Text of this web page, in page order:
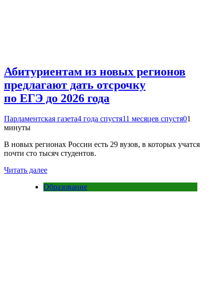
Абитуриентам из новых регионов
предлагают дать отсрочку
по ЕГЭ до 2026 года
Парламентская газета4 года спустя11 месяцев спустя01
минуты
В новых регионах России есть 29 вузов, в которых учатся
почти сто тысяч студентов.
Читать далее
Образование